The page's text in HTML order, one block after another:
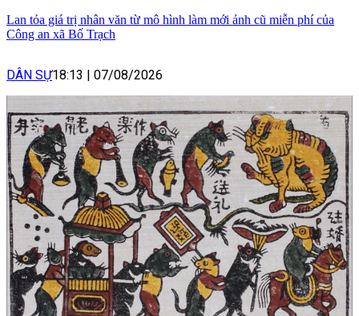
Lan tỏa giá trị nhân văn từ mô hình làm mới ảnh cũ miễn phí của
Công an xã Bố Trạch
DÂN SỰ18:13 07/08/2026